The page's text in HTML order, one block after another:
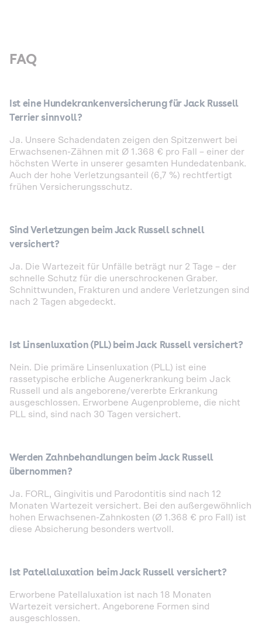
FAQ
Ist eine Hundekrankenversicherung für Jack Russell
Terrier sinnvoll?
Ja. Unsere Schadendaten zeigen den Spitzenwert bei
Erwachsenen-Zähnen mit Ø 1.368 € pro Fall – einer der
höchsten Werte in unserer gesamten Hundedatenbank.
Auch der hohe Verletzungsanteil (6,7 %) rechtfertigt
frühen Versicherungsschutz.
Sind Verletzungen beim Jack Russell schnell
versichert?
Ja. Die Wartezeit für Unfälle beträgt nur 2 Tage – der
schnelle Schutz für die unerschrockenen Graber.
Schnittwunden, Frakturen und andere Verletzungen sind
nach 2 Tagen abgedeckt.
Ist Linsenluxation (PLL) beim Jack Russell versichert?
Nein. Die primäre Linsenluxation (PLL) ist eine
rassetypische erbliche Augenerkrankung beim Jack
Russell und als angeborene/vererbte Erkrankung
ausgeschlossen. Erworbene Augenprobleme, die nicht
PLL sind, sind nach 30 Tagen versichert.
Werden Zahnbehandlungen beim Jack Russell
übernommen?
Ja. FORL, Gingivitis und Parodontitis sind nach 12
Monaten Wartezeit versichert. Bei den außergewöhnlich
hohen Erwachsenen-Zahnkosten (Ø 1.368 € pro Fall) ist
diese Absicherung besonders wertvoll.
Ist Patellaluxation beim Jack Russell versichert?
Erworbene Patellaluxation ist nach 18 Monaten
Wartezeit versichert. Angeborene Formen sind
ausgeschlossen.